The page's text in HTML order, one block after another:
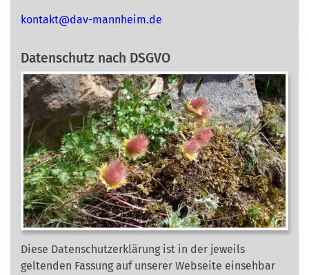
ed.mi
ehnna
m-vad
@tkat
nok
Datenschutz nach DSGVO
Diese Datenschutzerklärung ist in der jeweils
geltenden Fassung auf unserer Webseite einsehbar